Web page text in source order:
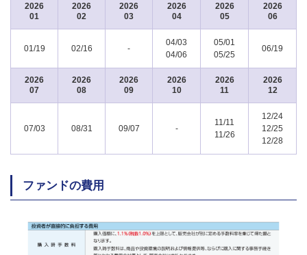
2026
01
2026
02
2026
03
2026
04
2026
05
2026
06
01/19 02/16 -
04/03
04/06
05/01
05/25
06/19
2026
07
2026
08
2026
09
2026
10
2026
11
2026
12
07/03 08/31 09/07 -
11/11
11/26
12/24
12/25
12/28
ファンドの費用